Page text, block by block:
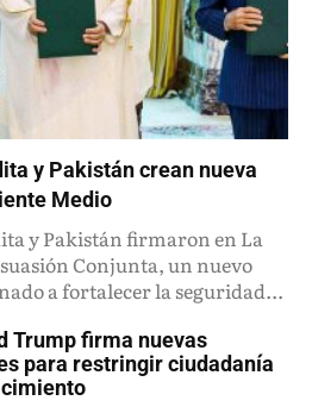
y Pakistán crean nueva
Medio
y Pakistán firmaron en La
Conjunta, un nuevo
a fortalecer la seguridad...
Trump firma nuevas
para restringir ciudadanía